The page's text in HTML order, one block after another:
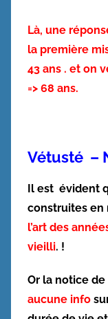
Là, une
la première
43 ans . et on
=> 68 ans.
Vétusté –
Il est évident
construites en
l’art des
vieilli. !
Or la notice
aucune info